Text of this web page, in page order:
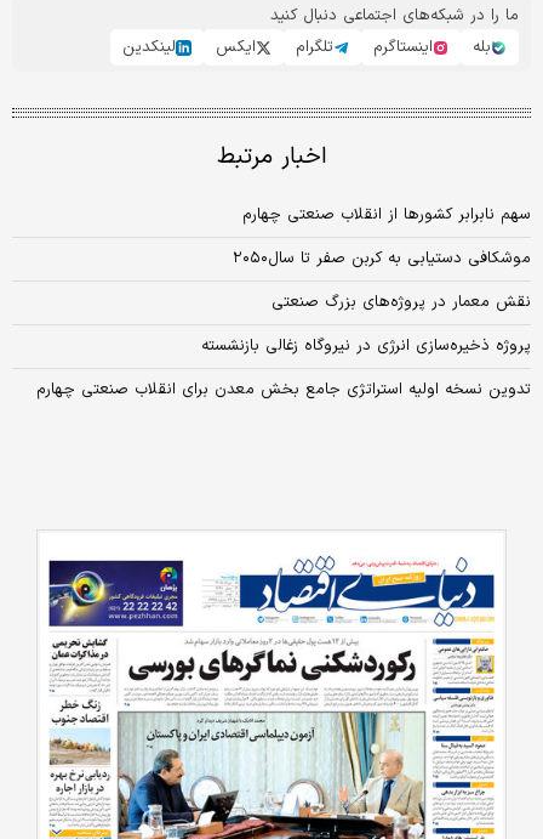
ما را در شبکه‌های اجتماعی دنبال کنید
بله
اینستاگرم تلگرام ایکس لینکدین
اخبار مرتبط
سهم نابرابر کشورها از انقلاب صنعتی چهارم
موشکافی دستیابی به کربن صفر تا سال‌۲۰۵۰
نقش معمار در پروژه‌‌‌‌های بزرگ صنعتی
پروژه ذخیره‌سازی انرژی در نیروگاه زغالی بازنشسته
تدوین نسخه اولیه استراتژی جامع بخش معدن برای انقلاب صنعتی چهارم